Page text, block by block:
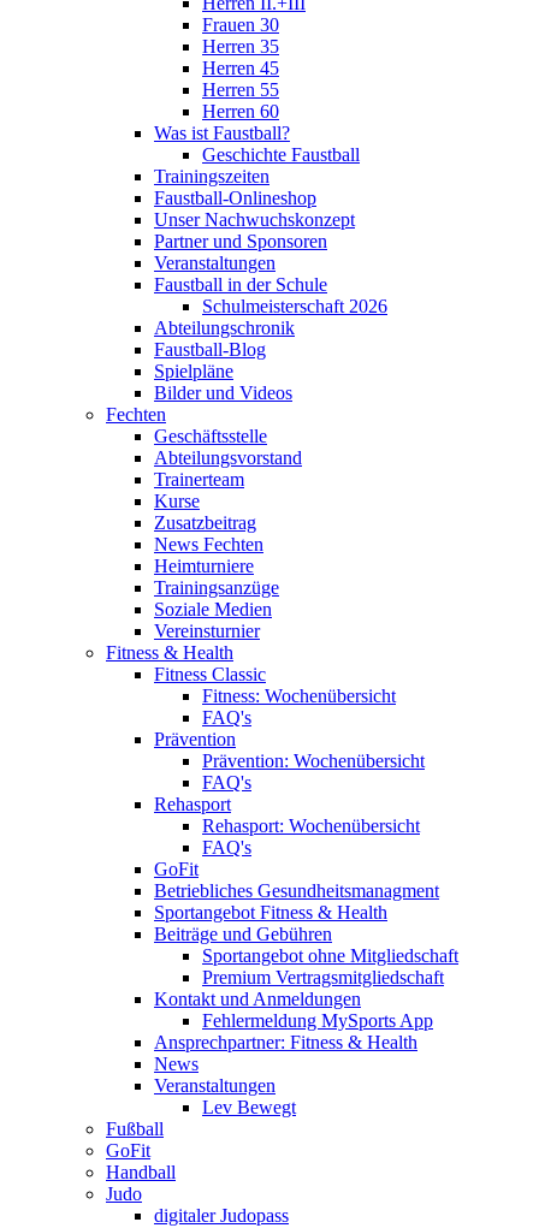
Frauen 30
Herren 35
Herren 45
Herren 55
Herren 60
Was ist Faustball?
Geschichte Faustball
Trainingszeiten
Faustball-Onlineshop
Unser Nachwuchskonzept
Partner und Sponsoren
Veranstaltungen
Faustball in der Schule
Schulmeisterschaft 2026
Abteilungschronik
Faustball-Blog
Spielpläne
Bilder und Videos
Fechten
Geschäftsstelle
Abteilungsvorstand
Trainerteam
Kurse
Zusatzbeitrag
News Fechten
Heimturniere
Trainingsanzüge
Soziale Medien
Vereinsturnier
Fitness & Health
Fitness Classic
Fitness: Wochenübersicht
FAQ's
Prävention
Prävention: Wochenübersicht
FAQ's
Rehasport
Rehasport: Wochenübersicht
FAQ's
GoFit
Betriebliches Gesundheitsmanagment
Sportangebot Fitness & Health
Beiträge und Gebühren
Sportangebot ohne Mitgliedschaft
Premium Vertragsmitgliedschaft
Kontakt und Anmeldungen
Fehlermeldung MySports App
Ansprechpartner: Fitness & Health
News
Veranstaltungen
Lev Bewegt
Fußball
GoFit
Handball
Judo
digitaler Judopass